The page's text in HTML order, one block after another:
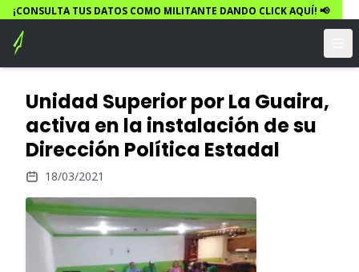
¡CONSULTA TUS DATOS COMO MILITANTE DANDO CLICK AQUÍ! 📢
Unidad Superior por La Guaira,
activa en la instalación de su
Dirección Política Estadal
18/03/2021